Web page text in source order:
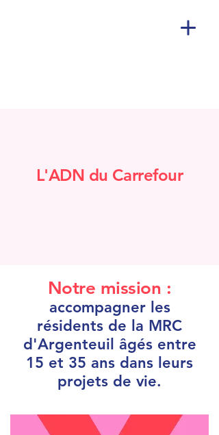
L'ADN du Carrefour
Notre mission :
accompagner les
résidents de la MRC
d'Argenteuil âgés entre
15 et 35 ans dans leurs
projets de vie.